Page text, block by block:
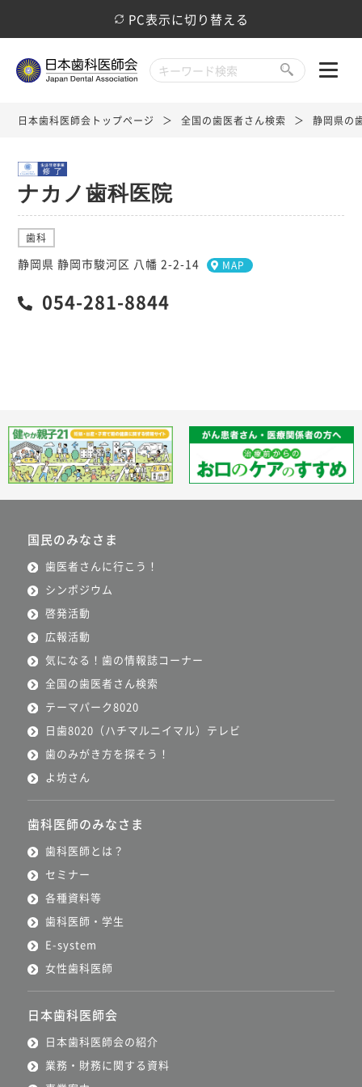
PC表示に切り替える
日本歯科医師会トップページ 全国の歯医者さん検索 静岡県の
ナカノ歯科医院
歯科
静岡県 静岡市駿河区 八幡 2-2-14 MAP
054-281-8844
国民のみなさま
歯医者さんに行こう！
シンポジウム
啓発活動
広報活動
気になる！歯の情報誌コーナー
全国の歯医者さん検索
テーマパーク8020
日歯8020（ハチマルニイマル）テレビ
歯のみがき方を探そう！
よ坊さん
歯科医師のみなさま
歯科医師とは？
セミナー
各種資料等
歯科医師・学生
E-system
女性歯科医師
日本歯科医師会
日本歯科医師会の紹介
業務・財務に関する資料